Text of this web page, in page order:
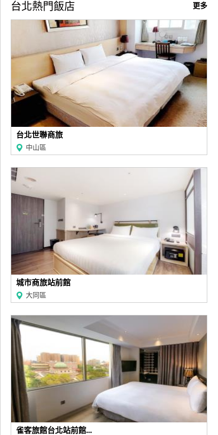
更多
台北熱門飯店
台北世聯商旅
中山區
城市商旅站前館
大同區
雀客旅館台北站前館...